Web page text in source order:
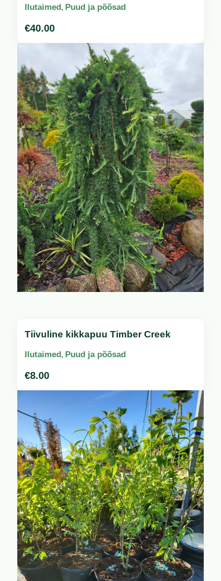
Ilutaimed, Puud ja põõsad
€40.00
Tiivuline kikkapuu Timber Creek
Ilutaimed, Puud ja põõsad
€8.00